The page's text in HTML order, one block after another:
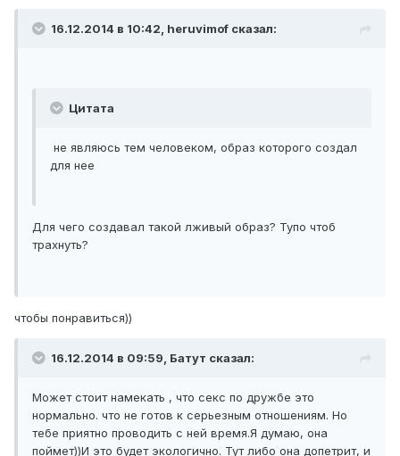
16.12.2014 в 10:42, heruvimof сказал:
Цитата
не являюсь тем человеком, образ которого создал
для нее
Для чего создавал такой лживый образ? Тупо чтоб
трахнуть?
чтобы понравиться))
16.12.2014 в 09:59, Батут сказал:
Может стоит намекать , что секс по дружбе это
нормально. что не готов к серьезным отношениям. Но
тебе приятно проводить с ней время.Я думаю, она
поймет))И это будет экологично. Тут либо она допетрит, и